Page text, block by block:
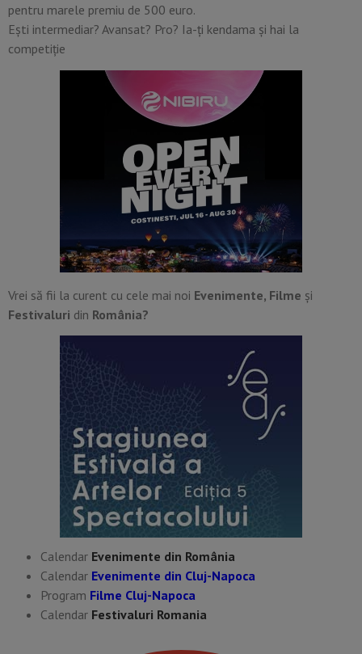
pentru marele premiu de 500 euro.
Ești intermediar? Avansat? Pro? Ia-ți kendama și hai la
competiție
Vrei să fii la curent cu cele mai noi Evenimente, Filme și
Festivaluri din România?
Calendar Evenimente din România
Calendar Evenimente din Cluj-Napoca
Program Filme Cluj-Napoca
Calendar Festivaluri Romania